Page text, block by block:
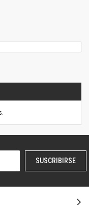
SUSCRIBIRSE